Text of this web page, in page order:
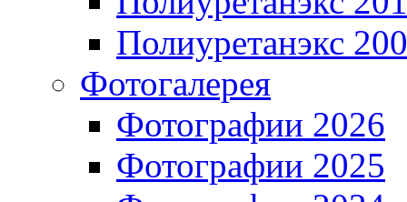
Полиуретанэкс
Фотогалерея
Фотографии 2026
Фотографии 2025